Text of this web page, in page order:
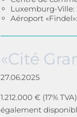
Luxemburg-Ville:
Aéroport
«Cité
27.06.2025
1.212.000 € (17%
également